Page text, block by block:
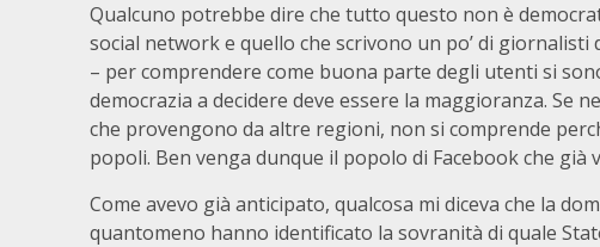
Qualcuno potrebbe dire che tutto questo non è
social network e quello che scrivono un po’ di
– per comprendere come buona parte degli utenti si
democrazia a decidere deve essere la maggioranza. Se
che provengono da altre regioni, non si comprende
popoli. Ben venga dunque il popolo di Facebook che già
Come avevo già anticipato, qualcosa mi diceva che la
quantomeno hanno identificato la sovranità di quale